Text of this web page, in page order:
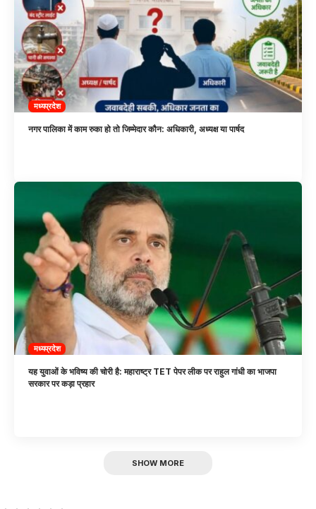
मध्यप्रदेश
नगर पालिका में काम रुका हो तो जिम्मेदार कौन: अधिकारी, अध्यक्ष या पार्षद
मध्यप्रदेश
यह युवाओं के भविष्य की चोरी है: महाराष्ट्र TET पेपर लीक पर राहुल गांधी का भाजपा
सरकार पर कड़ा प्रहार
SHOW MORE